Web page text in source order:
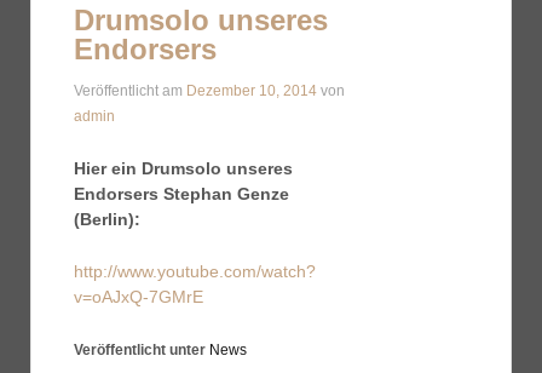
Drumsolo unseres
Endorsers
Veröffentlicht am Dezember 10, 2014 von
admin
Hier ein Drumsolo unseres
Endorsers Stephan Genze
(Berlin):
http://www.youtube.com/watch?
v=oAJxQ-7GMrE
Veröffentlicht unter News